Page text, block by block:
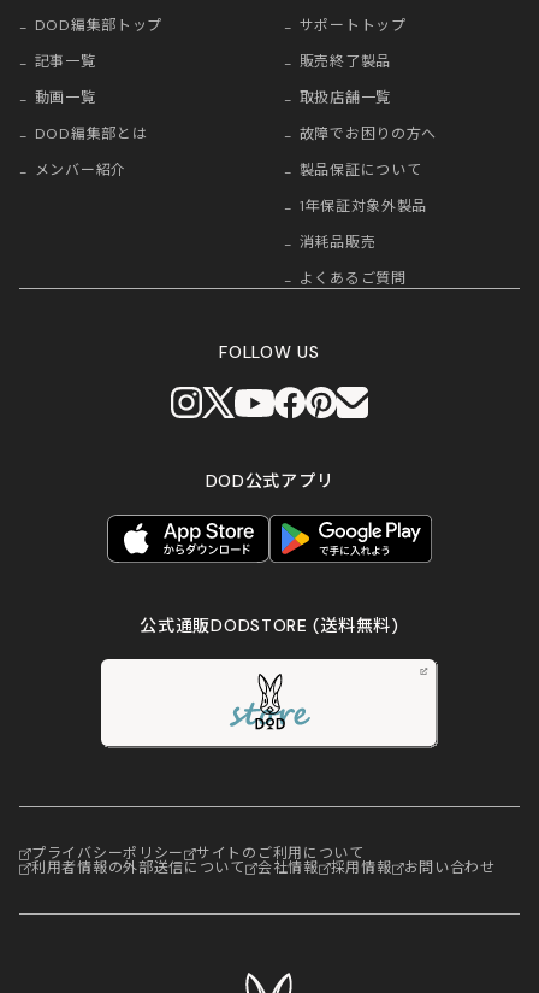
DOD編集部トップ
記事一覧
動画一覧
DOD編集部とは
メンバー紹介
サポートトップ
販売終了製品
取扱店舗一覧
故障でお困りの方へ
製品保証について
1年保証対象外製品
消耗品販売
よくあるご質問
FOLLOW US
DOD公式アプリ
公式通販DODSTORE(送料無料)
プライバシーポリシー サイトのご利用について
利用者情報の外部送信について 会社情報 採用情報 お問い合わせ